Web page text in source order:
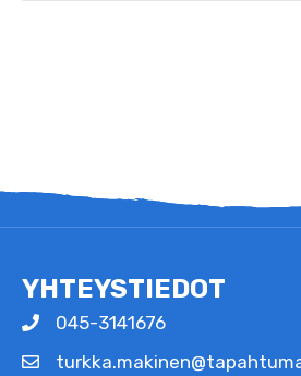
YHTEYSTIEDOT
045-3141676